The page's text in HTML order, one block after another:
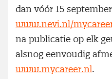
dan vóór 15
www.nevi.nl/
na publicatie op elk
alsnog eenvoudig
www.mycareer.nl.